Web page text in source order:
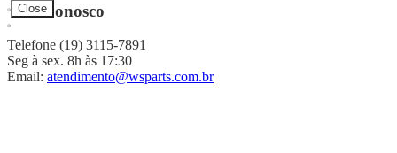
Close
Fale Conosco
Telefone (19) 3115-7891
Seg à sex. 8h às 17:30
Email: atendimento@wsparts.com.br